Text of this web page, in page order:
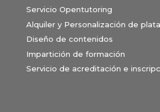
Servicio Opentutoring
Alquiler y Personalización de
Diseño de contenidos
Impartición de formación
Servicio de acreditación e